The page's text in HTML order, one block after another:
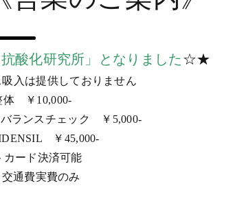
酸化研究所」となりました☆★
入は提供しておりません
￥10,000-
ランスチェック ￥5,000-
￥45,000-
カード決済可能
通費実費のみ